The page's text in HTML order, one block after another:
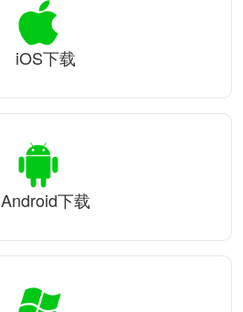
iOS下载
Android下载